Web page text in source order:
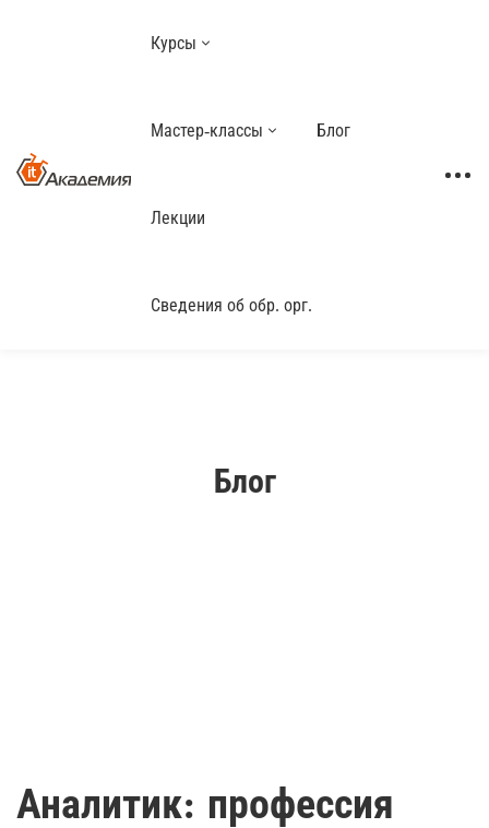
Курсы
Мастер-классы Блог
Лекции
Сведения об обр. орг.
Блог
Аналитик: профессия